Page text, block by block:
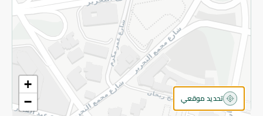
+
−
تحديد موقعي
©2026 - Spinneys | جميع الحقوق محفوظة